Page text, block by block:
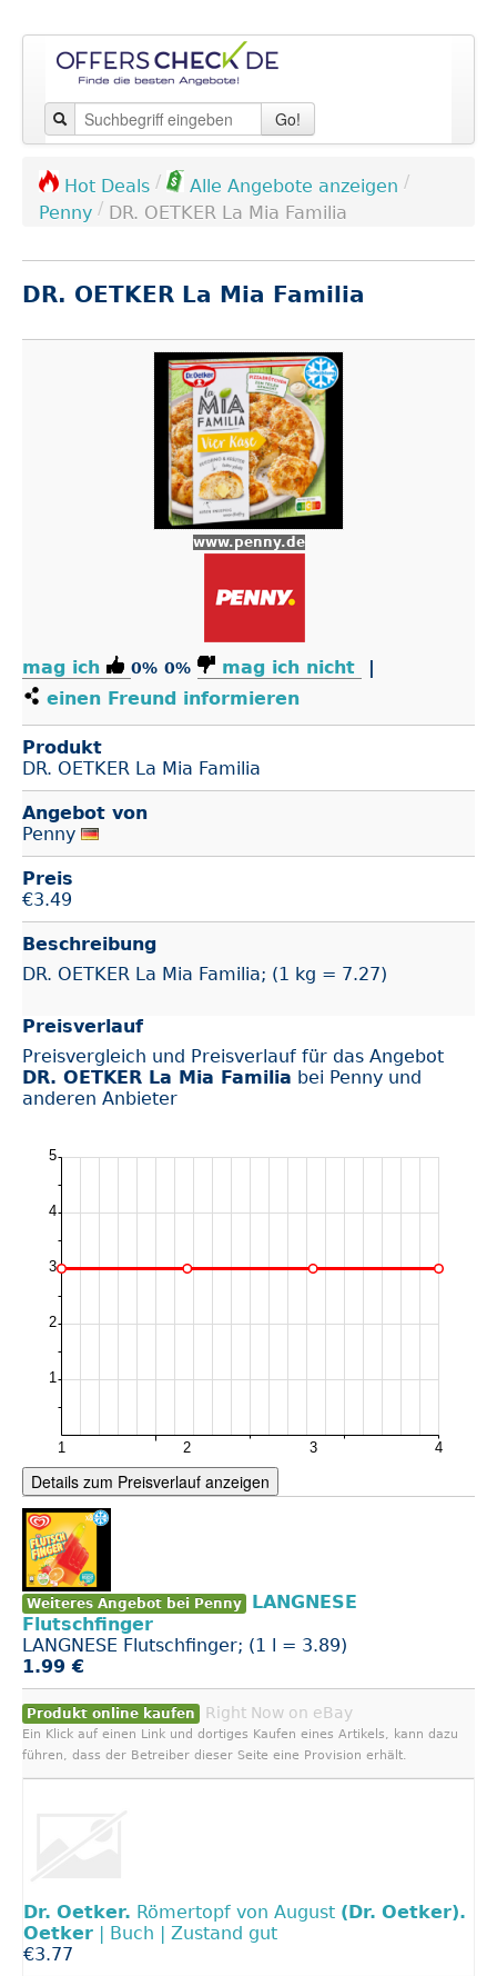
Go!
Hot Deals / Alle Angebote anzeigen /
Penny / DR. OETKER La Mia Familia
DR. OETKER La Mia Familia
www.penny.de
mag ich 0% 0% mag ich nicht
einen Freund informieren
Produkt
DR. OETKER La Mia Familia
Angebot von
Penny
Preis
€3.49
Beschreibung
DR. OETKER La Mia Familia; (1 kg = 7.27)
Preisverlauf
Preisvergleich und Preisverlauf für das Angebot
DR. OETKER La Mia Familia bei Penny und
anderen Anbieter
Details zum Preisverlauf anzeigen
Weiteres Angebot bei Penny
LANGNESE
Flutschfinger
LANGNESE Flutschfinger; (1 l = 3.89)
1.99 €
Produkt online kaufen Right Now on eBay
Ein Klick auf einen Link und dortiges Kaufen eines Artikels, kann dazu
führen, dass der Betreiber dieser Seite eine Provision erhält.
Dr. Oetker. Römertopf von August (Dr. Oetker).
Oetker | Buch | Zustand gut
€3.77